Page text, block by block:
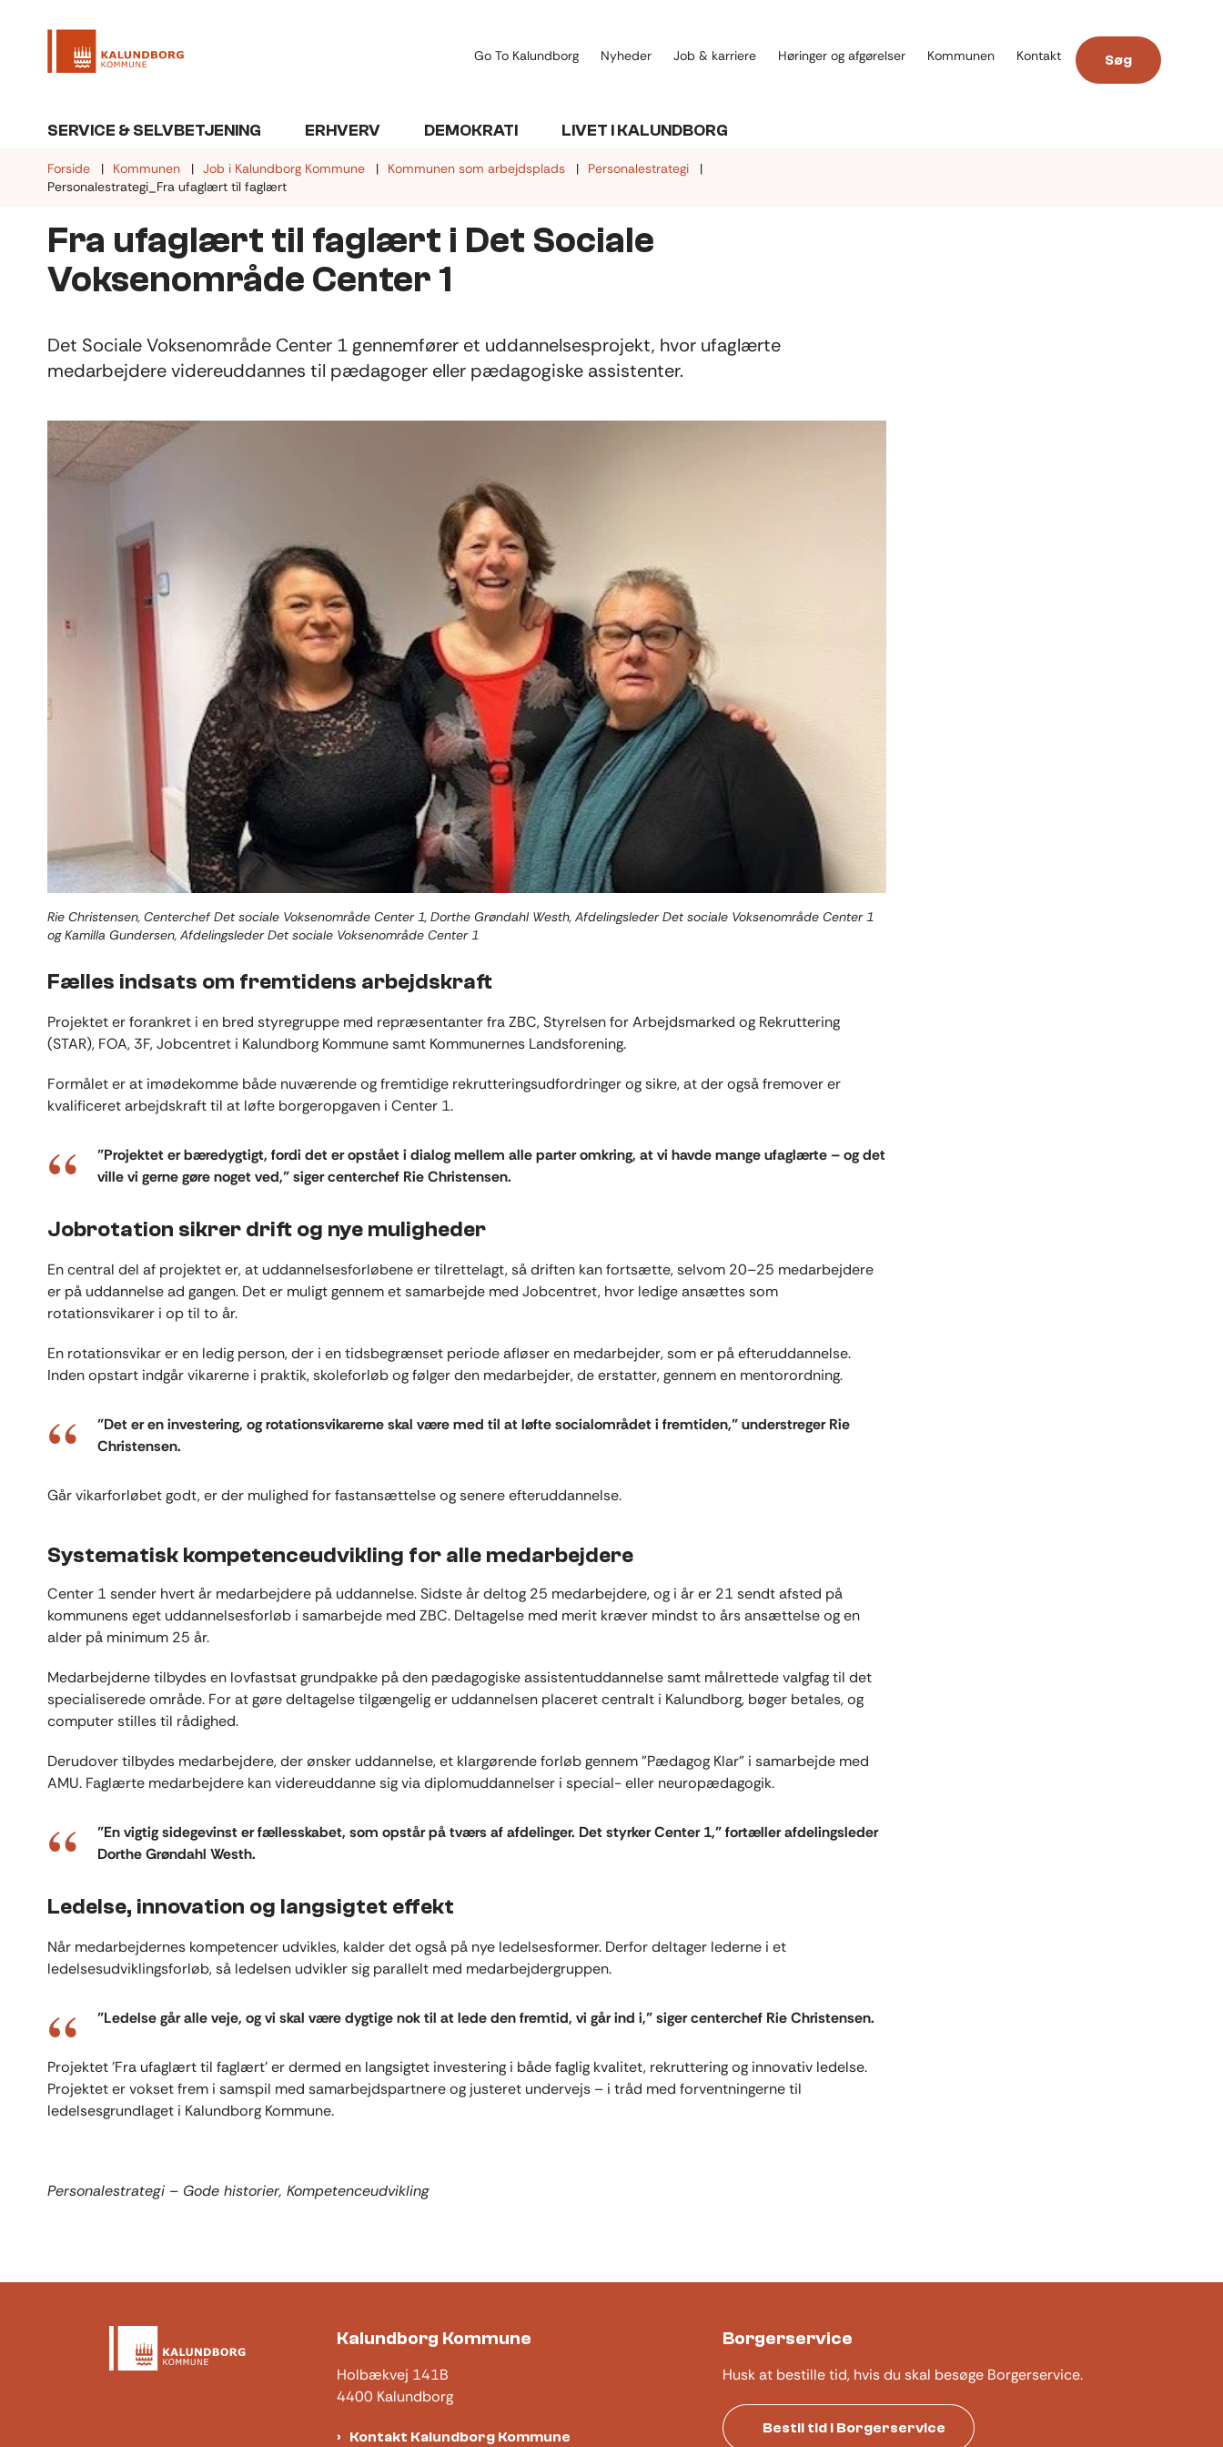
Go To Kalundborg Nyheder Job & karriere Høringer og afgørelser Kommunen Kontakt Søg
SERVICE & SELVBETJENING ERHVERV DEMOKRATI LIVET I KALUNDBORG
Forside Kommunen Job i Kalundborg Kommune Kommunen som arbejdsplads
Personalestrategi
Personalestrategi_Fra ufaglært til faglært
Fra ufaglært til faglært i Det Sociale
Voksenområde Center 1
Det Sociale Voksenområde Center 1 gennemfører et uddannelsesprojekt, hvor ufaglærte
medarbejdere videreuddannes til pædagoger eller pædagogiske assistenter.
Rie Christensen, Centerchef Det sociale Voksenområde Center 1, Dorthe Grøndahl Westh, Afdelingsleder Det sociale Voksenområde Center 1
og Kamilla Gundersen, Afdelingsleder Det sociale Voksenområde Center 1
Fælles indsats om fremtidens arbejdskraft
Projektet er forankret i en bred styregruppe med repræsentanter fra ZBC, Styrelsen for Arbejdsmarked og Rekruttering
(STAR), FOA, 3F, Jobcentret i Kalundborg Kommune samt Kommunernes Landsforening.
Formålet er at imødekomme både nuværende og fremtidige rekrutteringsudfordringer og sikre, at der også fremover er
kvalificeret arbejdskraft til at løfte borgeropgaven i Center 1.
”Projektet er bæredygtigt, fordi det er opstået i dialog mellem alle parter omkring, at vi havde mange ufaglærte – og det
ville vi gerne gøre noget ved,” siger centerchef Rie Christensen.
Jobrotation sikrer drift og nye muligheder
En central del af projektet er, at uddannelsesforløbene er tilrettelagt, så driften kan fortsætte, selvom 20–25 medarbejdere
er på uddannelse ad gangen. Det er muligt gennem et samarbejde med Jobcentret, hvor ledige ansættes som
rotationsvikarer i op til to år.
En rotationsvikar er en ledig person, der i en tidsbegrænset periode afløser en medarbejder, som er på efteruddannelse.
Inden opstart indgår vikarerne i praktik, skoleforløb og følger den medarbejder, de erstatter, gennem en mentorordning.
”Det er en investering, og rotationsvikarerne skal være med til at løfte socialområdet i fremtiden,” understreger Rie
Christensen.
Går vikarforløbet godt, er der mulighed for fastansættelse og senere efteruddannelse.
Systematisk kompetenceudvikling for alle medarbejdere
Center 1 sender hvert år medarbejdere på uddannelse. Sidste år deltog 25 medarbejdere, og i år er 21 sendt afsted på
kommunens eget uddannelsesforløb i samarbejde med ZBC. Deltagelse med merit kræver mindst to års ansættelse og en
alder på minimum 25 år.
Medarbejderne tilbydes en lovfastsat grundpakke på den pædagogiske assistentuddannelse samt målrettede valgfag til det
specialiserede område. For at gøre deltagelse tilgængelig er uddannelsen placeret centralt i Kalundborg, bøger betales, og
computer stilles til rådighed.
Derudover tilbydes medarbejdere, der ønsker uddannelse, et klargørende forløb gennem ”Pædagog Klar” i samarbejde med
AMU. Faglærte medarbejdere kan videreuddanne sig via diplomuddannelser i special- eller neuropædagogik.
”En vigtig sidegevinst er fællesskabet, som opstår på tværs af afdelinger. Det styrker Center 1,” fortæller afdelingsleder
Dorthe Grøndahl Westh.
Ledelse, innovation og langsigtet effekt
Når medarbejdernes kompetencer udvikles, kalder det også på nye ledelsesformer. Derfor deltager lederne i et
ledelsesudviklingsforløb, så ledelsen udvikler sig parallelt med medarbejdergruppen.
”Ledelse går alle veje, og vi skal være dygtige nok til at lede den fremtid, vi går ind i,” siger centerchef Rie Christensen.
Projektet 'Fra ufaglært til faglært' er dermed en langsigtet investering i både faglig kvalitet, rekruttering og innovativ ledelse.
Projektet er vokset frem i samspil med samarbejdspartnere og justeret undervejs – i tråd med forventningerne til
ledelsesgrundlaget i Kalundborg Kommune.
Personalestrategi – Gode historier, Kompetenceudvikling
Kalundborg Kommune
Holbækvej 141B
4400 Kalundborg
Kontakt Kalundborg Kommune
Borgerservice
Husk at bestille tid, hvis du skal besøge Borgerservice.
Bestil tid i Borgerservice